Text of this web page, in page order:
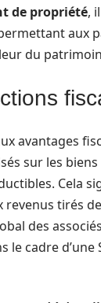
de propriété,
aux
du
avantages
sur les
Cela
revenus tirés
des
le cadre